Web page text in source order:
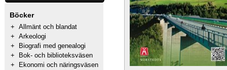
Böcker
+ Allmänt och blandat
+ Arkeologi
+
Biografi med genealogi
+
Bok- och biblioteksväsen
+
Ekonomi och näringsväsen